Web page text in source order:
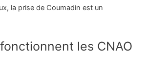
la prise de Coumadin est un
les CNAO